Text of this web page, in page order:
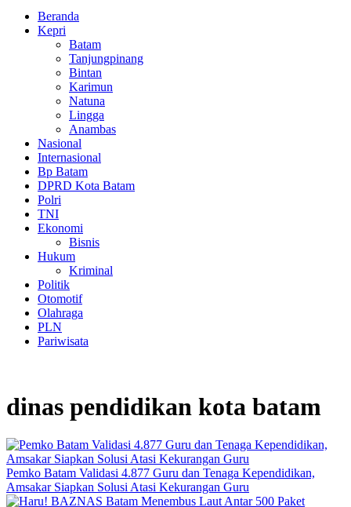
Beranda
Kepri
Batam
Tanjungpinang
Bintan
Karimun
Natuna
Lingga
Anambas
Nasional
Internasional
Bp Batam
DPRD Kota Batam
Polri
TNI
Ekonomi
Bisnis
Hukum
Kriminal
Politik
Otomotif
Olahraga
PLN
Pariwisata
dinas pendidikan kota batam
Pemko Batam Validasi 4.877 Guru dan Tenaga Kependidikan,
Amsakar Siapkan Solusi Atasi Kekurangan Guru